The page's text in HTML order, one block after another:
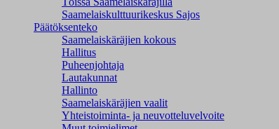
Saamelaiskulttuuri­keskus Sajos
Päätöksenteko
Saamelaiskäräjien kokous
Hallitus
Puheenjohtaja
Lautakunnat
Hallinto
Saamelaiskäräjien vaalit
Yhteistoiminta- ja neuvotteluvelvoite